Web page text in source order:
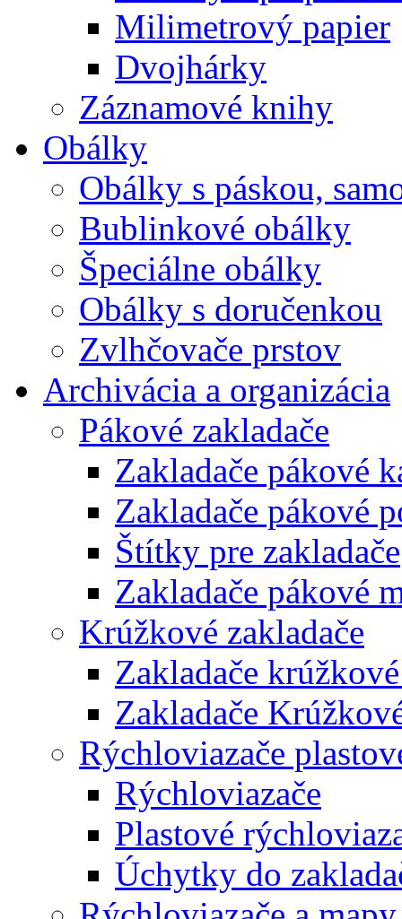
Milimetrový papier
Dvojhárky
Záznamové knihy
Obálky
Obálky s páskou,
Bublinkové obálky
Špeciálne obálky
Obálky s doručenkou
Zvlhčovače prstov
Archivácia a organizácia
Pákové zakladače
Zakladače pákové
Zakladače pákové
Štítky pre zakladače
Zakladače pákové
Krúžkové zakladače
Zakladače
Zakladače
Rýchloviazače
Rýchloviazače
Plastové
Úchytky do